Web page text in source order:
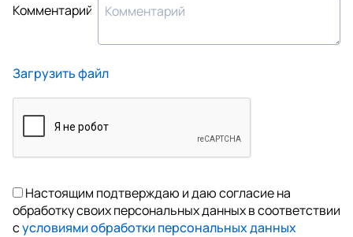
Комментарий
Загрузить файл
Настоящим подтверждаю и даю согласие на
обработку своих персональных данных в соответствии
сусловиями обработки персональных данных